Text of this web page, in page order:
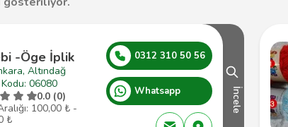
-Öge İplik
Altındağ
06080
0.0 (0)
100,00 ₺ -
₺
0312 310 50 56
Whatsapp İncele